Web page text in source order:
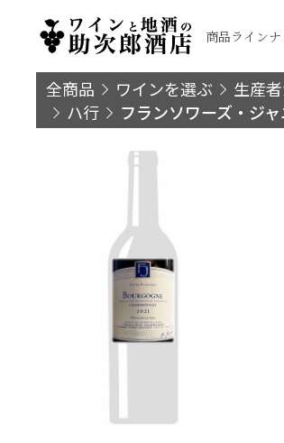
商品ライン
全商品 ワインを選ぶ 生産
ハ行
フランソワーズ・ジ